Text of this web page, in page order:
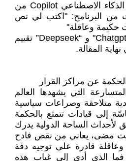
هذه المقالة كتبها برنامج الذكاء الاصطناعي Copilot من
البرنامج: "اكتب لي نص
حكيمة وعاقلة"
ثم طلبت من البرامج: " Chatgpt" و “Deepseek” تقييم
المقالة.
عن مراكز القرار
التي يشهدها العالم
متلاحقة وصراعات سياسية
إلى قيادات تتمتع بالحكمة
لأحداث الساحة الدولية يدرك
مضى، يعاني من نقص فادح
قادرة على توجيه دفة
فما الذي أدى إلى غياب هذه